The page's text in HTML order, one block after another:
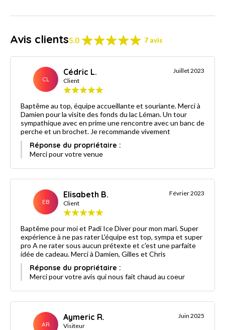
Avis clients5.0 7 avis
CL
Cédric L.
Client
Juillet 2023
Baptême au top, équipe accueillante et souriante. Merci à
Damien pour la visite des fonds du lac Léman. Un tour
sympathique avec en prime une rencontre avec un banc de
perche et un brochet. Je recommande vivement
Réponse du propriétaire :
Merci pour votre venue
EB
Elisabeth B.
Client
Février 2023
Baptême pour moi et Padi Ice Diver pour mon mari. Super
expérience à ne pas rater L'équipe est top, sympa et super
pro A ne rater sous aucun prétexte et c'est une parfaite
idée de cadeau. Merci à Damien, Gilles et Chris
Réponse du propriétaire :
Merci pour votre avis qui nous fait chaud au coeur
AR
Aymeric R.
Visiteur
Juin 2025